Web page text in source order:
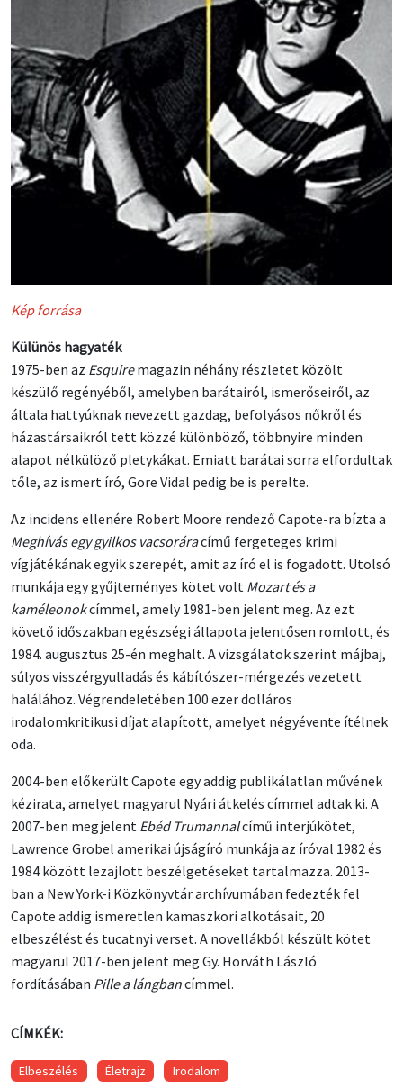
Kép forrása
Külünös hagyaték
1975-ben az Esquiremagazin néhány részletet közölt
készülő regényéből, amelyben barátairól, ismerőseiről, az
általa hattyúknak nevezett gazdag, befolyásos nőkről és
házastársaikról tett közzé különböző, többnyire minden
alapot nélkülöző pletykákat. Emiatt barátai sorra elfordultak
tőle, az ismert író, Gore Vidal pedig be is perelte.
Az incidens ellenére Robert Moore rendező Capote-ra bízta a
Meghívás egy gyilkos vacsoráracímű fergeteges krimi
vígjátékának egyik szerepét, amit az író el is fogadott. Utolsó
munkája egy gyűjteményes kötet volt Mozart és a
kaméleonokcímmel, amely 1981-ben jelent meg. Az ezt
követő időszakban egészségi állapota jelentősen romlott, és
1984. augusztus 25-én meghalt. A vizsgálatok szerint májbaj,
súlyos visszérgyulladás és kábítószer-mérgezés vezetett
halálához. Végrendeletében 100 ezer dolláros
irodalomkritikusi díjat alapított, amelyet négyévente ítélnek
oda.
2004-ben előkerült Capote egy addig publikálatlan művének
kézirata, amelyet magyarul Nyári átkelés címmel adtak ki. A
2007-ben megjelent Ebéd Trumannalcímű interjúkötet,
Lawrence Grobel amerikai újságíró munkája az íróval 1982 és
1984 között lezajlott beszélgetéseket tartalmazza. 2013-
ban a New York-i Közkönyvtár archívumában fedezték fel
Capote addig ismeretlen kamaszkori alkotásait, 20
elbeszélést és tucatnyi verset. A novellákból készült kötet
magyarul 2017-ben jelent meg Gy. Horváth László
fordításában Pille a lángbancímmel.
CÍMKÉK:
Elbeszélés Életrajz Irodalom